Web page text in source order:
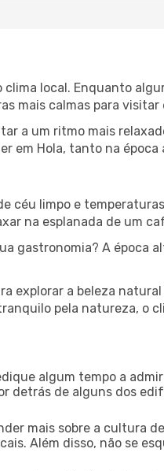
local. Enquanto
mais calmas para
a um ritmo mais
em Hola, tanto na época
céu limpo e
na esplanada de um
gastronomia? A época
explorar a beleza
pela natureza, o
algum tempo a
detrás de alguns dos
mais sobre a cultura
Além disso, não se